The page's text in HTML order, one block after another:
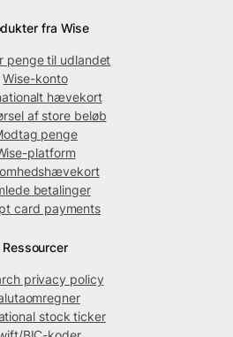
fra Wise
penge til udlandet
Wise-konto
hævekort
af store beløb
penge
platform
betalinger
card payments
Ressourcer
privacy policy
stock ticker